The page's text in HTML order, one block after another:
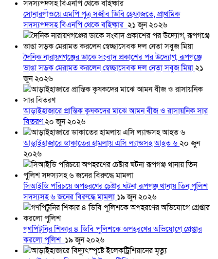
সোনারগাঁওয়ে এমপি পুত্র সজীব ডিবি হেফাজতে, প্রাথমিক
সদস্যপদসহ বিএনপি থেকে বহিষ্কার ২১ জুন ২০২৬
দৈনিক নারায়ণগঞ্জের ডাকে সংবাদ প্রকাশের পর উদ্যোগ, রূপগঞ্জে
ভাঙা সড়ক মেরামত করলেন স্বেচ্ছাসেবক দল নেতা সবুজ মিয়া২১
জুন ২০২৬
আড়াইহাজারে প্রান্তিক কৃষকদের মাঝে আমন বীজ ও রাসায়নিক সার
বিতরণ২০ জুন ২০২৬
আড়াইহাজারে ডাকাতের হামলায় এসি ল্যান্ডসহ আহত ৬২০ জুন
২০২৬
সিআইডি পরিচয়ে অপহরণের চেষ্টার ঘটনা রূপগঞ্জ থানায় তিন পুলিশ
সদস্যসহ ৬ জনের বিরুদ্ধে মামলা ১৯ জুন ২০২৬
গণপিটুনির শিকার ৪ ডিবি পুলিশকে অপহরণের অভিযোগে গ্রেপ্তার
করলো পুলিশ ১৯ জুন ২০২৬